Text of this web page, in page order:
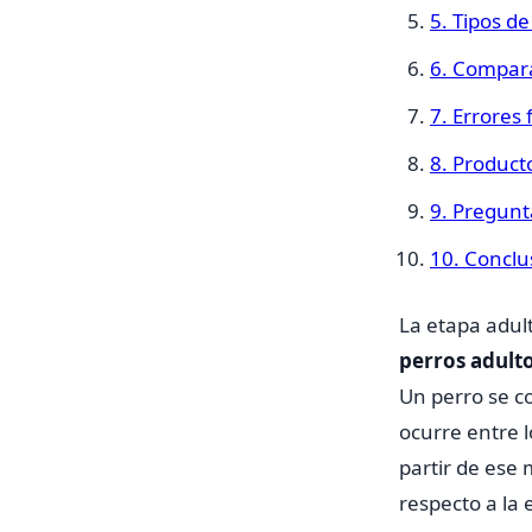
5. Tipos
6.
7. Errores
8.
9.
10.
La etapa
perros
Un perro se
ocurre entre
partir de ese
respecto a la